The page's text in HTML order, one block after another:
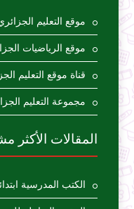
موقع التعليم
موقع الرياضيات
قناة موقع التعليم
مجموعة التعليم
المقالات الأكثر
الكتب المدرسية